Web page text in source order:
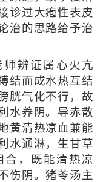
诊过大疱性表皮
治的思路给予治
辨证属心火亢
结而成水热互结
胱气化不行，故
水养阴。导赤散
黄清热凉血兼能
水通淋，生甘草
合，既能清热凉
伤阴。猪苓汤主